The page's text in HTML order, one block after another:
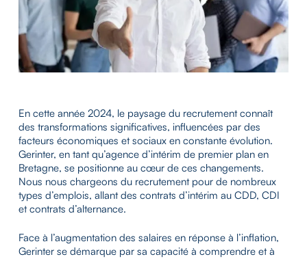
En cette année 2024, le paysage du recrutement connaît
des transformations significatives, influencées par des
facteurs économiques et sociaux en constante évolution.
Gerinter, en tant qu’agence d’intérim de premier plan en
Bretagne, se positionne au cœur de ces changements.
Nous nous chargeons du recrutement pour de nombreux
types d’emplois, allant des contrats d’intérim au CDD, CDI
et contrats d’alternance.
Face à l’augmentation des salaires en réponse à l’inflation,
Gerinter se démarque par sa capacité à comprendre et à